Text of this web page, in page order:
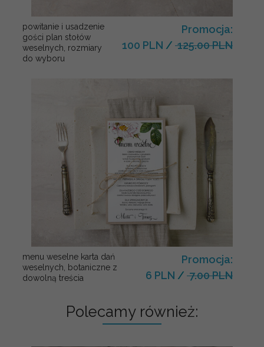
powitanie i usadzenie
gości plan stołów
weselnych, rozmiary
do wyboru
Promocja:
100 PLN / 125.00 PLN
menu weselne karta dań
weselnych, botaniczne z
dowolną treścia
Promocja:
6 PLN / 7.00 PLN
Polecamy również: